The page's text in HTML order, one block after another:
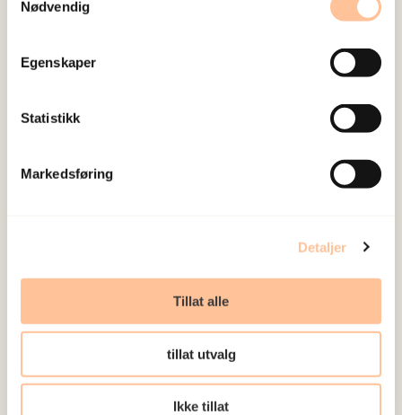
Nødvendig
Egenskaper
Statistikk
Markedsføring
Detaljer
Tillat alle
tillat utvalg
Ikke tillat
skal gå for å unngå kriminalitet